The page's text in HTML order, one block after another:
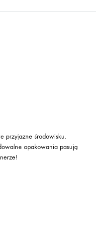
przyjazne środowisku.
opakowania pasują